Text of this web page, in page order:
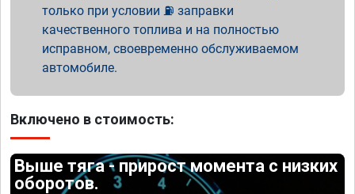
только при условии ⛽ заправки
качественного топлива и на полностью
исправном, своевременно обслуживаемом
автомобиле.
Включено в стоимость:
Выше тяга - прирост момента с низких
оборотов.